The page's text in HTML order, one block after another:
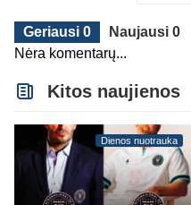
Geriausi 0 Naujausi 0
Nėra komentarų...
Kitos naujienos
Dienos nuotrauka